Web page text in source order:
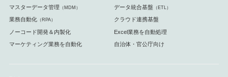
マスターデータ管理 （MDM） データ統合基盤 （ETL）
業務自動化（RPA） クラウド連携基盤
ノーコード開発＆内製化 Excel業務を自動処理
マーケティング業務を自動化 自治体・官公庁向け